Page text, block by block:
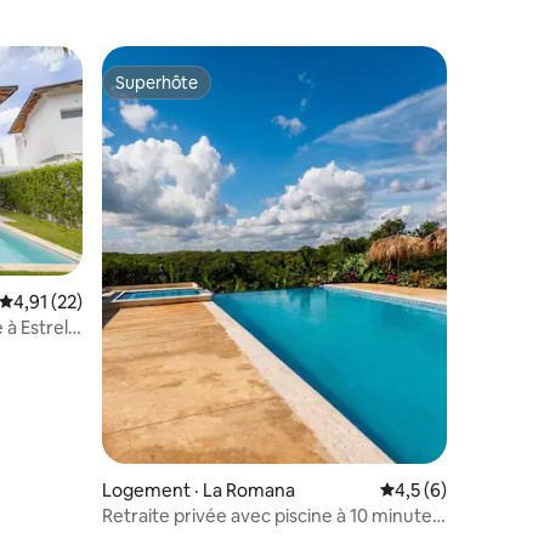
Note moyenne de 4,91 sur 5, 22 commentaires
4,91 (22)
Estrella
Superhôte
Superhôte
Logement · La Romana Note moyenne de
4,5 (6)
Retraite privée avec piscine à 10 minutes